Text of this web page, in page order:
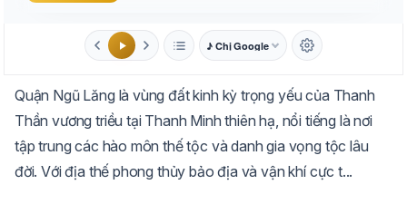
♪ Chị Google
Aa Tự chuyển
Trắng Ngà Vàng
Quận Ngũ Lăng là vùng đất kinh kỳ trọng yếu của Thanh
Thần vương triều tại Thanh Minh thiên hạ, nổi tiếng là nơi
tập trung các hào môn thế tộc và danh gia vọng tộc lâu
đời. Với địa thế phong thủy bảo địa và vận khí cực t...